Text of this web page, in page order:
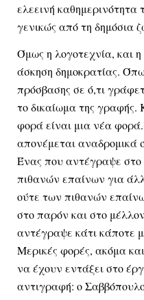
ελεεινή
γενικώς από τη δημόσια
Όμως η λογοτεχνία, και η
άσκηση δημοκρατίας.
πρόσβασης σε ό,τι
το δικαίωμα της γραφής.
φορά είναι μια νέα
απονέμεται αναδρομικά
Ένας που αντέγραψε στο
πιθανών επαίνων για
ούτε των πιθανών
στο παρόν και στο
αντέγραψε κάτι κάποτε
Μερικές φορές, ακόμα
να έχουν εντάξει στο
αντιγραφή: ο